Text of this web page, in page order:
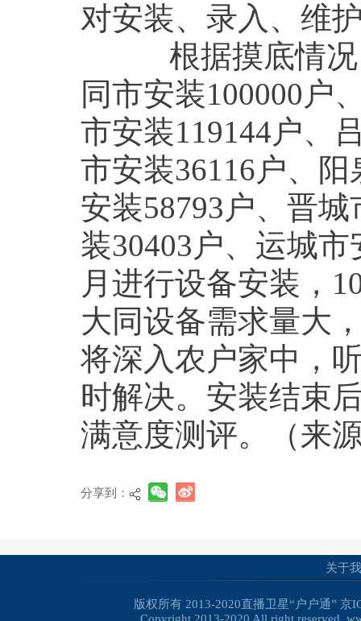
对安装、录入、维
根据摸底情况
同市安装100000户
市安装119144户、
市安装36116户、
安装58793户、晋
装30403户、运城
月进行设备安装，
大同设备需求量大
将深入农户家中，
时解决。安装结束
满意度测评。（来
分享到：
关于
版权所有 2013-2020直播卫星“户户通” 京